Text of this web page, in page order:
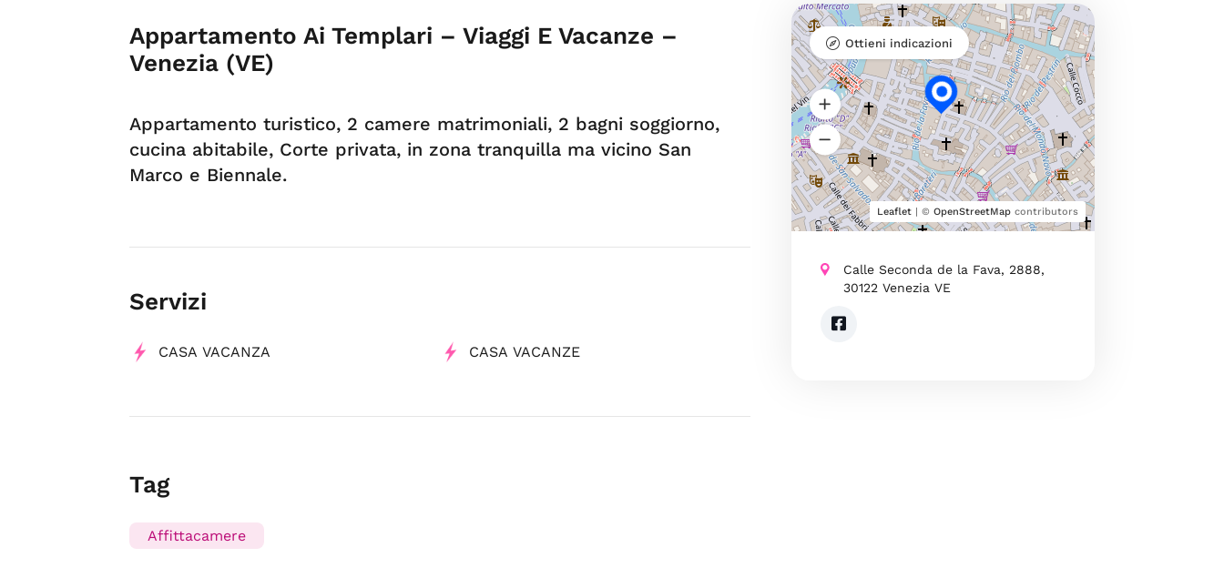
Appartamento Ai Templari – Viaggi E Vacanze –
Venezia (VE)
Appartamento turistico, 2 camere matrimoniali, 2 bagni soggiorno,
cucina abitabile, Corte privata, in zona tranquilla ma vicino San
Marco e Biennale.
Servizi
CASA VACANZA CASA VACANZE
Tag
Affittacamere
Leaflet| © OpenStreetMapcontributors
Ottieni indicazioni
Calle Seconda de la Fava, 2888,
30122 Venezia VE